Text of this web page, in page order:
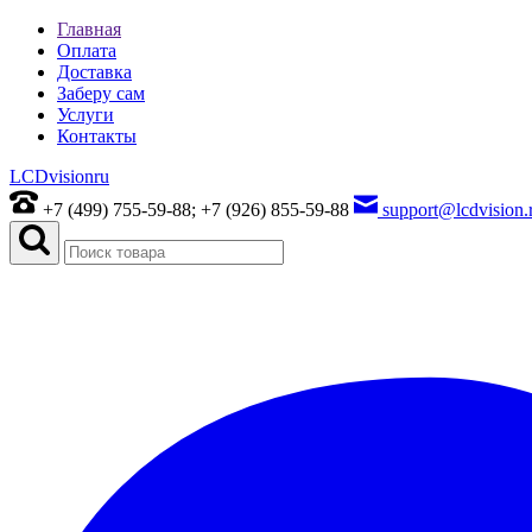
Главная
Оплата
Доставка
Заберу сам
Услуги
Контакты
LCDvisionru
+7 (499) 755-59-88; +7 (926) 855-59-88